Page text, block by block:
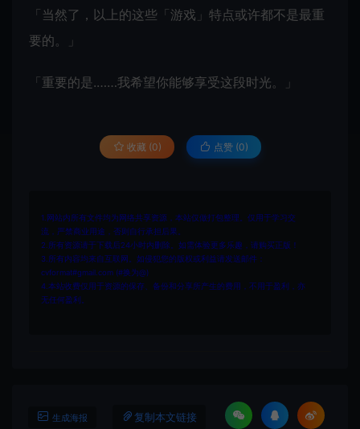
「当然了，以上的这些「游戏」特点或许都不是最重
要的。」
「重要的是.……我希望你能够享受这段时光。」
收藏 (0) 点赞 (0)
1.网站内所有文件均为网络共享资源，本站仅做打包整理。仅用于学习交
流，严禁商业用途，否则自行承担后果。
2.所有资源请于下载后24小时内删除。如需体验更多乐趣，请购买正版！
3.所有内容均来自互联网。如侵犯您的版权或利益请发送邮件：
cvformat#gmail.com (#换为@)
4.本站收费仅用于资源的保存、备份和分享所产生的费用，不用于盈利，亦
无任何盈利。
生成海报 复制本文链接